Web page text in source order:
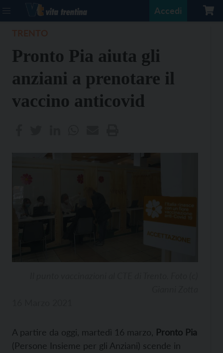
Accedi
Pronto Pia aiuta gli
anziani a prenotare il
vaccino anticovid
A partire da oggi, martedì 16 marzo, Pronto Pia
(Persone Insieme per gli Anziani) scende in